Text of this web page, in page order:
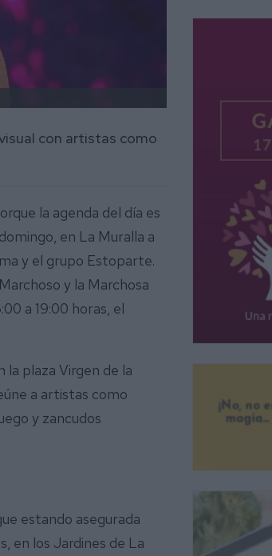
con artistas como
la agenda del día es
en La Muralla a
y el grupo Estoparte.
y la Marchosa
a 19:00 horas, el
la plaza Virgen de la
a artistas como
y zancudos
estando asegurada
en los Jardines de La